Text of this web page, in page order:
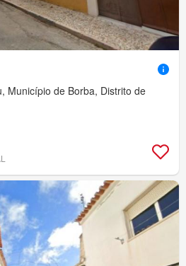
Município de Borba, Distrito de